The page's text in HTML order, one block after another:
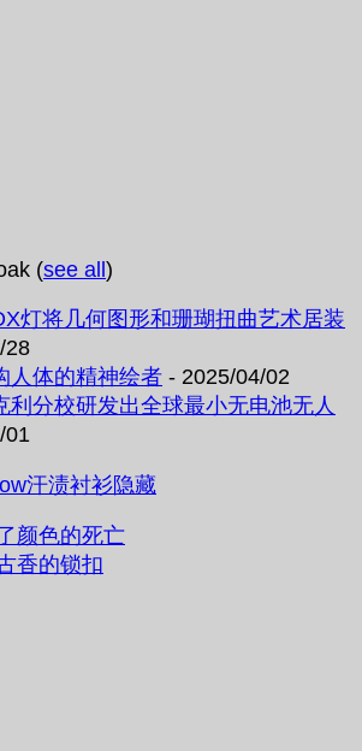
(see all )
灯将几何图形和珊瑚扭曲艺术居装
28
人体的精神绘者 - 2025/04/02
利分校研发出全球最小无电池无人
01
汗渍衬衫隐藏
颜色的死亡
香的锁扣